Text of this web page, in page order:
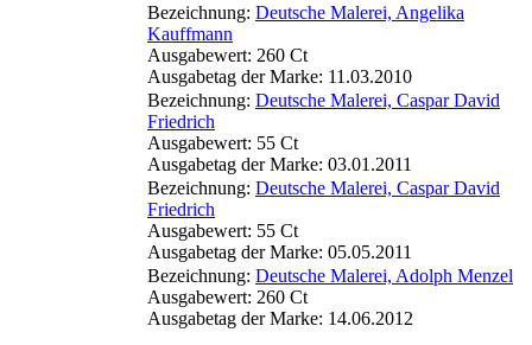
Bezeichnung: Deutsche Malerei, Angelika
Kauffmann
Ausgabewert: 260 Ct
Ausgabetag der Marke: 11.03.2010
Bezeichnung: Deutsche Malerei, Caspar David
Friedrich
Ausgabewert: 55 Ct
Ausgabetag der Marke: 03.01.2011
Bezeichnung: Deutsche Malerei, Caspar David
Friedrich
Ausgabewert: 55 Ct
Ausgabetag der Marke: 05.05.2011
Bezeichnung: Deutsche Malerei, Adolph Menzel
Ausgabewert: 260 Ct
Ausgabetag der Marke: 14.06.2012